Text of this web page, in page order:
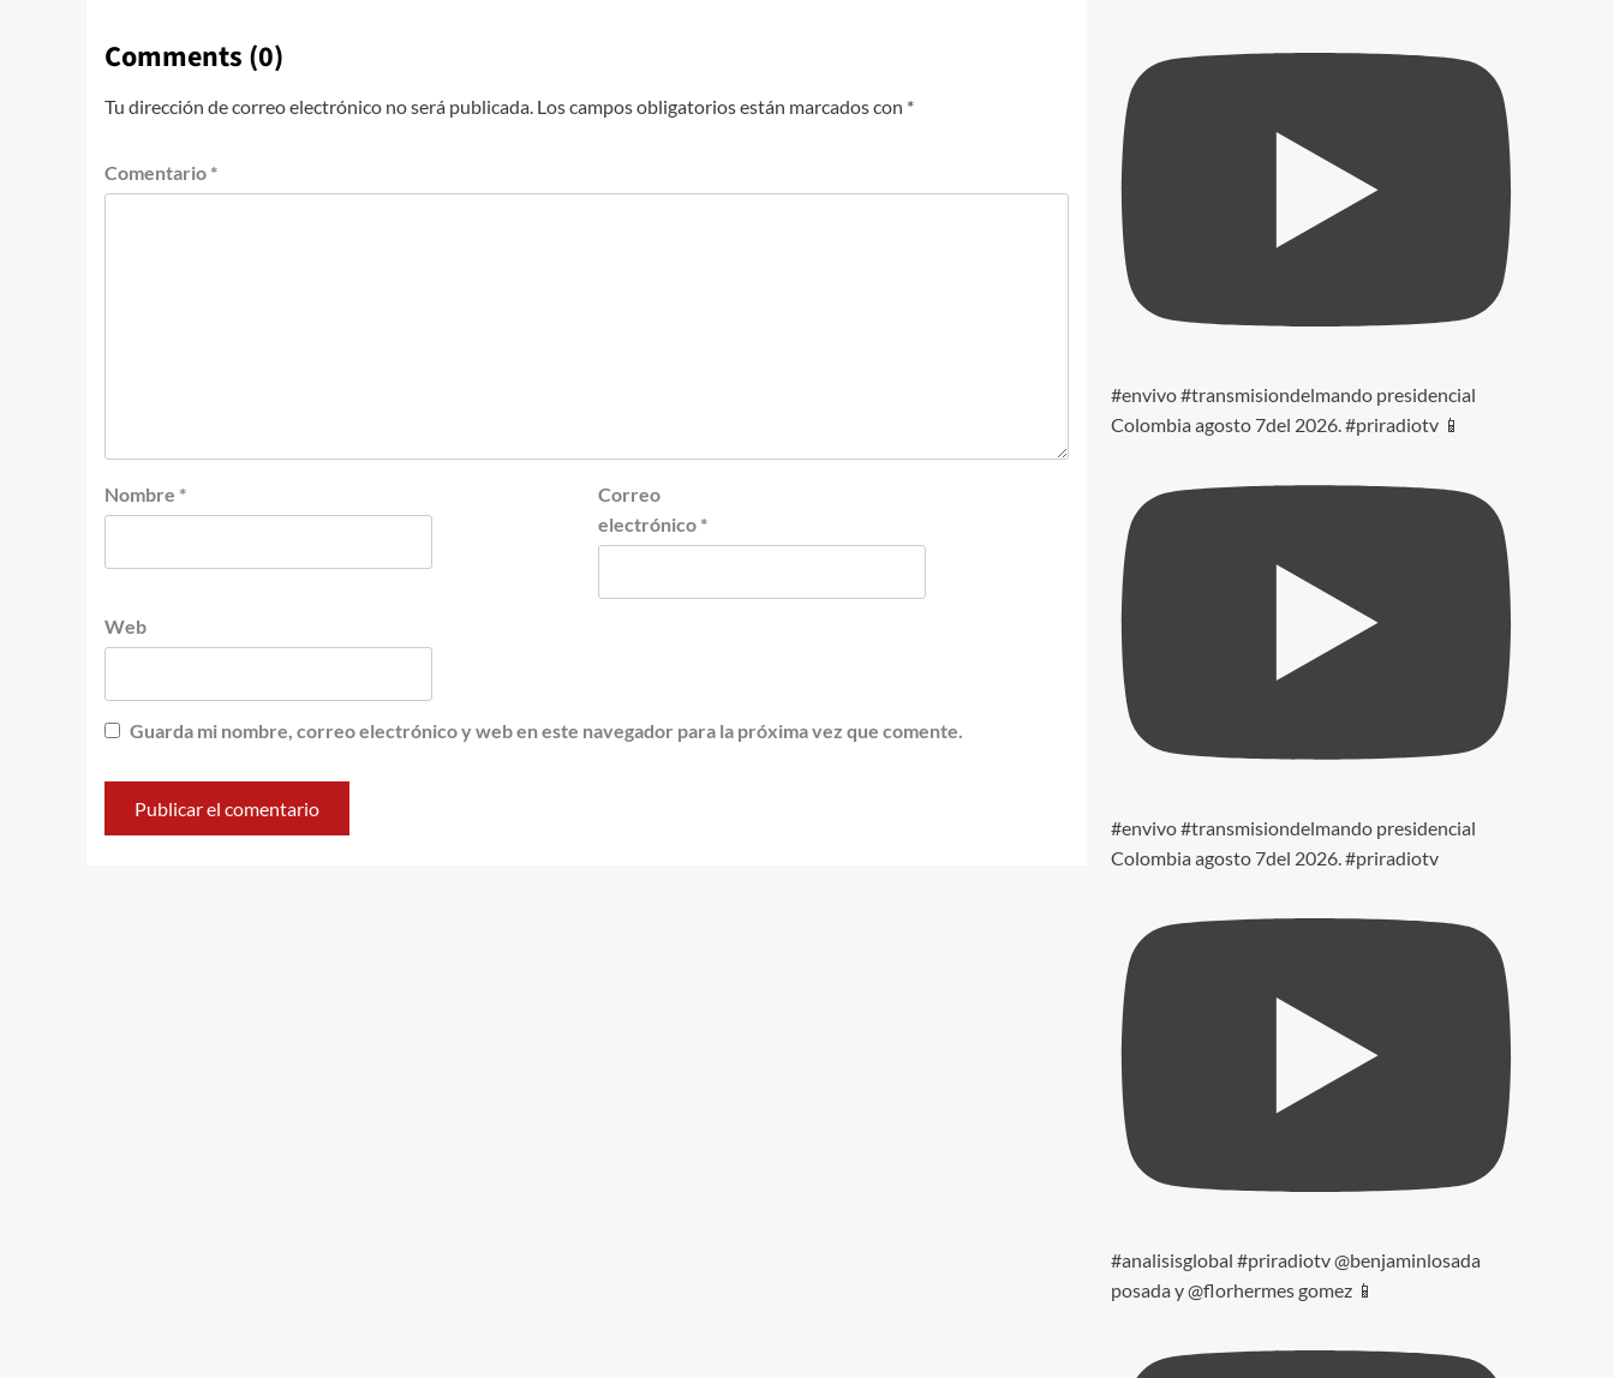
Comments (0)
Tu dirección de correo electrónico no será publicada. Los campos obligatorios están marcados con *
Comentario *
Nombre *
Correo
electrónico *
Web
Guarda mi nombre, correo electrónico y web en este navegador para la próxima vez que comente.
#envivo #transmisiondelmando presidencial
Colombia agosto 7del 2026. #priradiotv 📱
#envivo #transmisiondelmando presidencial
Colombia agosto 7del 2026. #priradiotv
#analisisglobal #priradiotv @benjaminlosada
posada y @florhermes gomez 📱